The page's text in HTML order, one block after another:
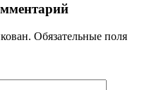
Обязательные поля